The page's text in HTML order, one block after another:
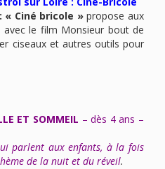
« Ciné bricole »propose aux
le film Monsieur bout de
ciseaux et autres outils pour
ET SOMMEIL – dès 4 ans –
parlent aux enfants, à la fois
de la nuit et du réveil.